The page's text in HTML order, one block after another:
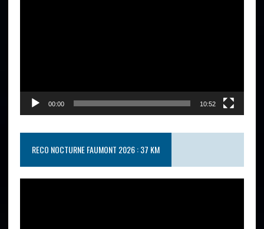
00:00 10:52
RECO NOCTURNE FAUMONT 2026 : 37 KM